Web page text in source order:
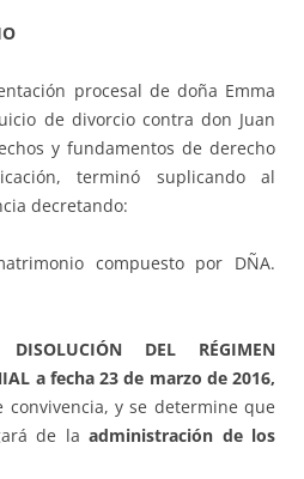
procesal de doña Emma
de divorcio contra don Juan
y fundamentos de derecho
terminó suplicando al
decretando:
compuesto por DÑA.
DEL RÉGIMEN
a fecha 23 de marzo de 2016,
convivencia, y se determine que
de laadministración de los